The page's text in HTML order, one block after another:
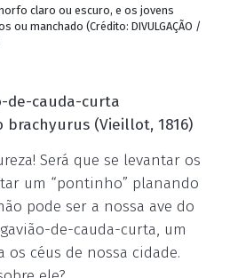
claro ou escuro, e os jovens
ou manchado (Crédito: DIVULGAÇÃO /
de-cauda-curta
brachyurus (Vieillot, 1816)
Será que se levantar os
um “pontinho” planando
pode ser a nossa ave do
de-cauda-curta, um
céus de nossa cidade.